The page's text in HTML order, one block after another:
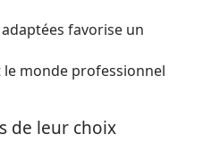
favorise un
le monde professionnel
de leur choix